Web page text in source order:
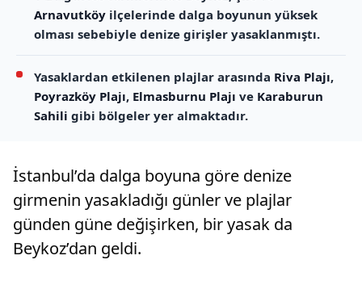
Arnavutköy ilçelerinde dalga boyunun yüksek
olması sebebiyle denize girişler yasaklanmıştı.
Yasaklardan etkilenen plajlar arasında Riva Plajı,
Poyrazköy Plajı, Elmasburnu Plajı ve Karaburun
Sahili gibi bölgeler yer almaktadır.
İstanbul’da dalga boyuna göre denize
girmenin yasakladığı günler ve plajlar
günden güne değişirken, bir yasak da
Beykoz’dan geldi.